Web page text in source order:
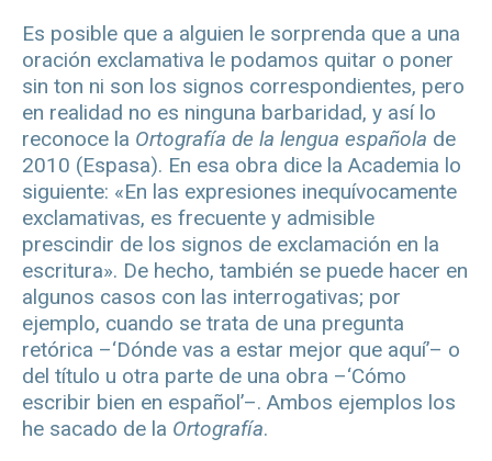
Es posible que a alguien le sorprenda que a una
oración exclamativa le podamos quitar o poner
sin ton ni son los signos correspondientes, pero
en realidad no es ninguna barbaridad, y así lo
reconoce la Ortografía de la lengua española de
2010 (Espasa). En esa obra dice la Academia lo
siguiente: «En las expresiones inequívocamente
exclamativas, es frecuente y admisible
prescindir de los signos de exclamación en la
escritura». De hecho, también se puede hacer en
algunos casos con las interrogativas; por
ejemplo, cuando se trata de una pregunta
retórica –‘Dónde vas a estar mejor que aquí’– o
del título u otra parte de una obra –‘Cómo
escribir bien en español’–. Ambos ejemplos los
he sacado de la Ortografía.